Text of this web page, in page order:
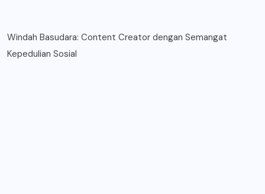
Windah Basudara: Content Creator dengan Semangat
Kepedulian Sosial